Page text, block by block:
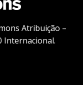
Atribuição –
Internacional.